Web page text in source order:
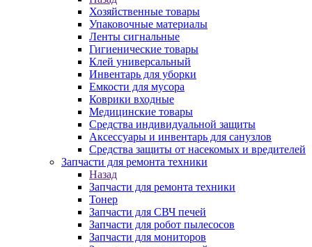
Хозяйственные товары
Упаковочные материалы
Ленты сигнальные
Гигиенические товары
Клей универсальный
Инвентарь для уборки
Емкости для мусора
Коврики входные
Медицинские товары
Средства индивидуальной защиты
Аксессуары и инвентарь для санузлов
Средства защиты от насекомых и вредителей
Запчасти для ремонта техники
Назад
Запчасти для ремонта техники
Тонер
Запчасти для СВЧ печей
Запчасти для робот пылесосов
Запчасти для мониторов